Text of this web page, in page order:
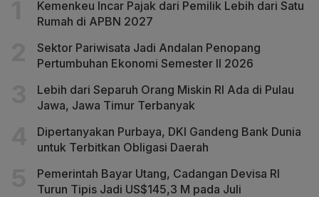
Kemenkeu Incar Pajak dari Pemilik Lebih dari Satu
Rumah di APBN 2027
Sektor Pariwisata Jadi Andalan Penopang
Pertumbuhan Ekonomi Semester II 2026
Lebih dari Separuh Orang Miskin RI Ada di Pulau
Jawa, Jawa Timur Terbanyak
Dipertanyakan Purbaya, DKI Gandeng Bank Dunia
untuk Terbitkan Obligasi Daerah
Pemerintah Bayar Utang, Cadangan Devisa RI
Turun Tipis Jadi US$145,3 M pada Juli